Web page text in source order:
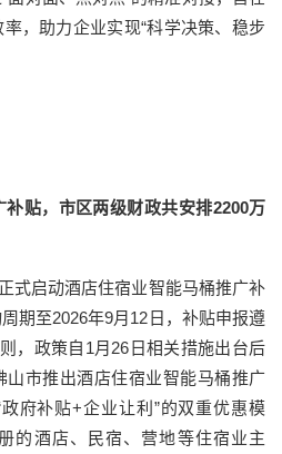
，助力企业实现“科学决策、稳步
贴，市区两级财政共安排2200万
式启动酒店住宿业智能马桶推广补
期至2026年9月12日，补贴申报遵
，政策自1月26日相关措施出台后
市推出酒店住宿业智能马桶推广
府补贴+企业让利”的双重优惠模
的酒店、民宿、营地等住宿业主